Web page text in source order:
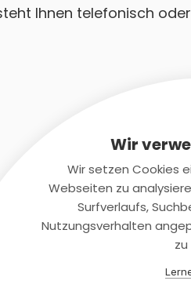
Ihnen telefonisch
Wir
Wir setzen Cookies
Webseiten zu
Surfverlaufs,
Nutzungsverhalten